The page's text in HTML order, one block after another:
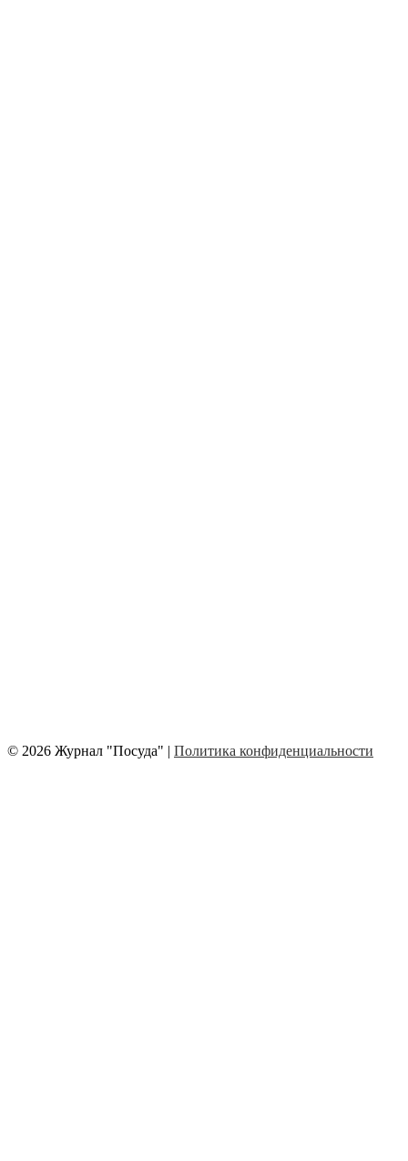
© 2026 Журнал "Посуда" | Политика конфиденциальности